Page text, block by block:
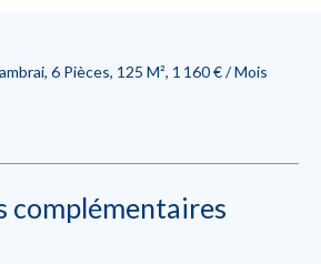
6 Pièces, 125 M², 1 160 € / Mois
complémentaires